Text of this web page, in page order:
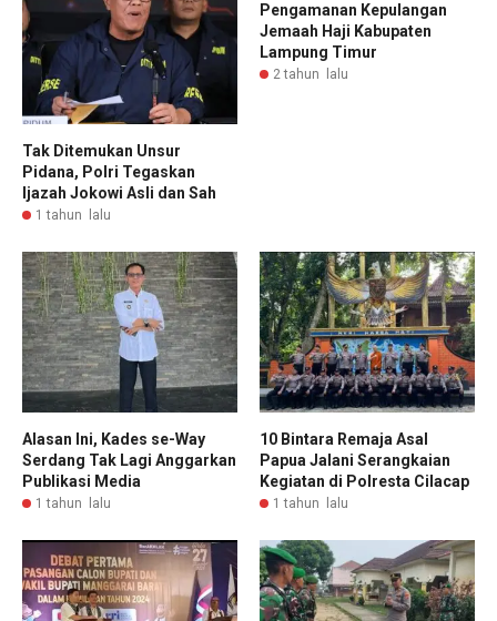
Tak Ditemukan Unsur
Pidana, Polri Tegaskan
Ijazah Jokowi Asli dan Sah
1 tahun lalu
Pengamanan Kepulangan
Jemaah Haji Kabupaten
Lampung Timur
2 tahun lalu
Alasan Ini, Kades se-Way
Serdang Tak Lagi Anggarkan
Publikasi Media
1 tahun lalu
10 Bintara Remaja Asal
Papua Jalani Serangkaian
Kegiatan di Polresta Cilacap
1 tahun lalu